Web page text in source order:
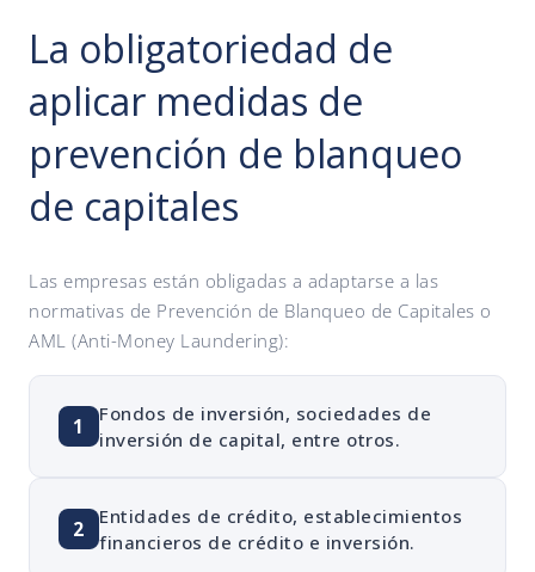
La obligatoriedad de
aplicar medidas de
prevención de blanqueo
de capitales
Las empresas están obligadas a adaptarse a las
normativas de Prevención de Blanqueo de Capitales o
AML (Anti-Money Laundering):
1
Fondos de inversión, sociedades de
inversión de capital, entre otros.
2
Entidades de crédito, establecimientos
financieros de crédito e inversión.